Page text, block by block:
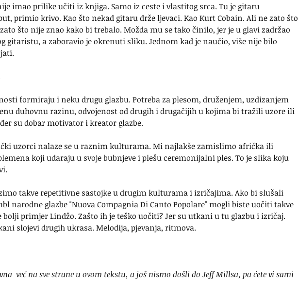
imao prilike učiti iz knjiga. Samo iz ceste i vlastitog srca. Tu je gitaru
primio krivo. Kao što nekad gitaru drže ljevaci. Kao Kurt Cobain. Ali ne zato što
što nije znao kako bi trebalo. Možda mu se tako činilo, jer je u glavi zadržao
gitaristu, a zaboravio je okrenuti sliku. Jednom kad je naučio, više nije bilo
formiraju i neku drugu glazbu. Potreba za plesom, druženjem, uzdizanjem
duhovnu razinu, odvojenost od drugih i drugačijih u kojima bi tražili uzore ili
su dobar motivator i kreator glazbe.
uzorci nalaze se u raznim kulturama. Mi najlakše zamislimo afrička ili
koji udaraju u svoje bubnjeve i plešu ceremonijalni ples. To je slika koju
takve repetitivne sastojke u drugim kulturama i izričajima. Ako bi slušali
narodne glazbe "Nuova Compagnia Di Canto Popolare" mogli biste uočiti takve
bolji primjer Lindžo. Zašto ih je teško uočiti? Jer su utkani u tu glazbu i izričaj.
slojevi drugih ukrasa. Melodija, pjevanja, ritmova.
već na sve strane u ovom tekstu, a još nismo došli do Jeff Millsa, pa ćete vi sami